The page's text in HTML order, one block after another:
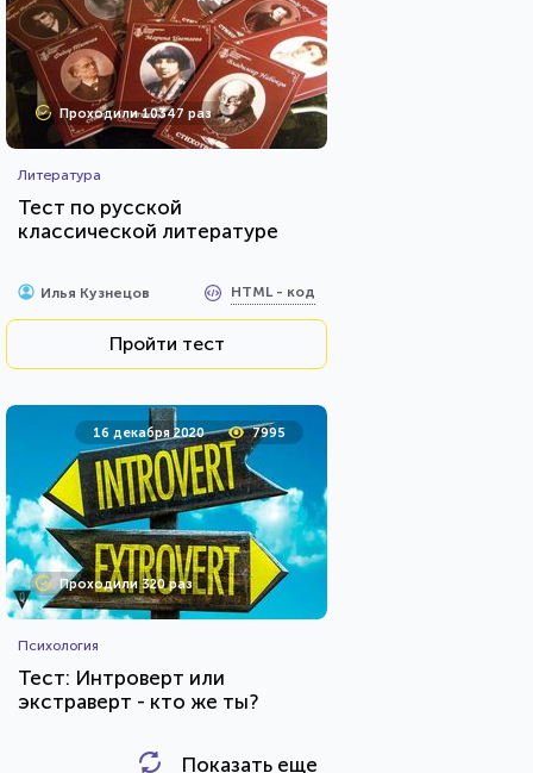
Проходили 10347 раз
Литература
Тест по русской
классической литературе
Илья Кузнецов HTML - код
Пройти тест
16 декабря 2020 7995
Проходили 320 раз
Психология
Тест: Интроверт или
экстраверт - кто же ты?
HTML - код
Показать еще